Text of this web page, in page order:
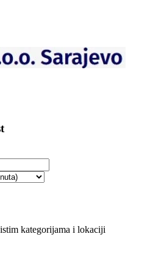
kategorijama i lokaciji